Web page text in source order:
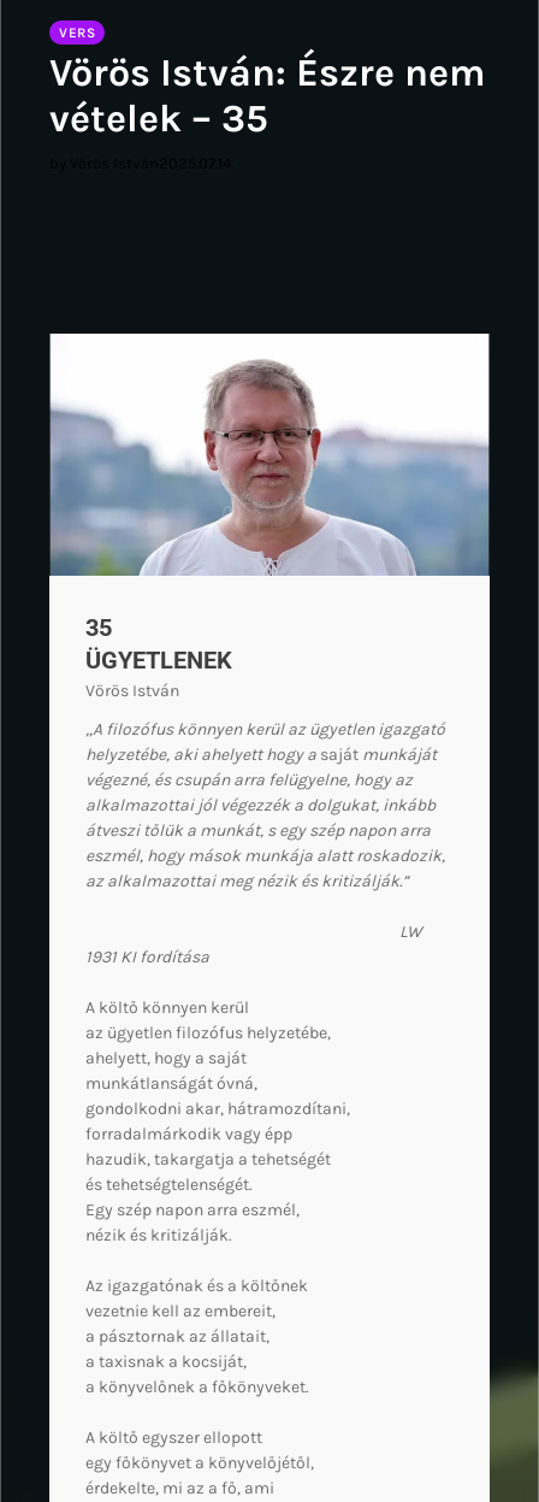
VERS
Vörös István: Észre nem
vételek – 35
35
ÜGYETLENEK
Vörös István
„A filozófus könnyen kerül az ügyetlen igazgató
helyzetébe, aki ahelyett hogy a saját munkáját
végezné, és csupán arra felügyelne, hogy az
alkalmazottai jól végezzék a dolgukat, inkább
átveszi tőlük a munkát, s egy szép napon arra
eszmél, hogy mások munkája alatt roskadozik,
az alkalmazottai meg nézik és kritizálják.”
LW
1931 KI fordítása
A költő könnyen kerül
az ügyetlen filozófus helyzetébe,
ahelyett, hogy a saját
munkátlanságát óvná,
gondolkodni akar, hátramozdítani,
forradalmárkodik vagy épp
hazudik, takargatja a tehetségét
és tehetségtelenségét.
Egy szép napon arra eszmél,
nézik és kritizálják.
Az igazgatónak és a költőnek
vezetnie kell az embereit,
a pásztornak az állatait,
a taxisnak a kocsiját,
a könyvelőnek a főkönyveket.
A költő egyszer ellopott
egy főkönyvet a könyvelőjétől,
érdekelte, mi az a fő, ami